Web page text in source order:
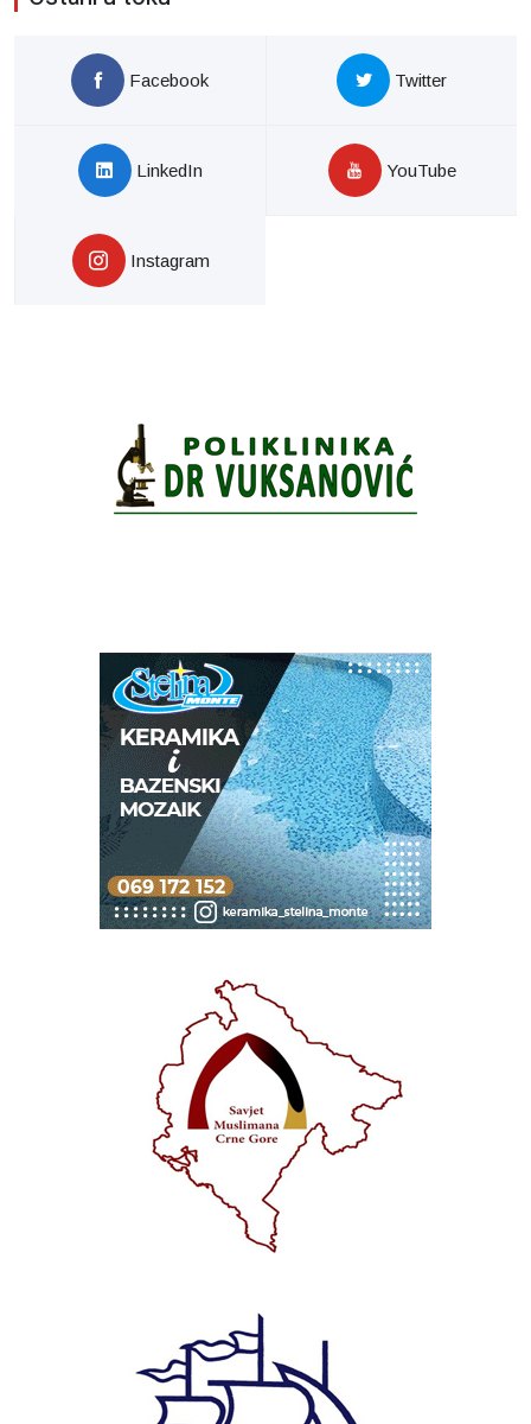
Facebook Twitter
LinkedIn YouTube
Instagram